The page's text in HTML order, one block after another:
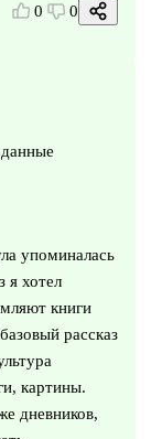
0 0
упоминалась
я хотел
книги
рассказ
картины.
дневников,